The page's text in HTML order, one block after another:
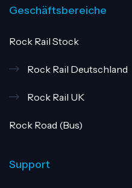
Geschäftsbereiche
Rock Rail Stock
Rock Rail Deutschland
Rock Rail UK
Rock Road (Bus)
Support